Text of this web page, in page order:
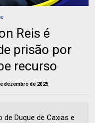
Reis é
prisão por
recurso
dezembro de 2025
de Duque de Caxias e